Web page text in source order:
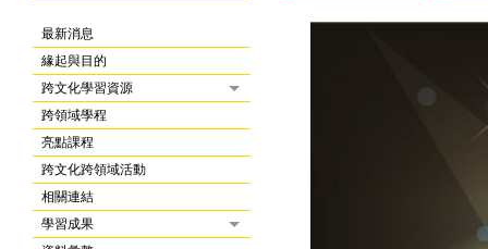
最新消息
緣起與目的
跨文化學習資源
跨領域學程
亮點課程
跨文化跨領域活動
相關連結
學習成果